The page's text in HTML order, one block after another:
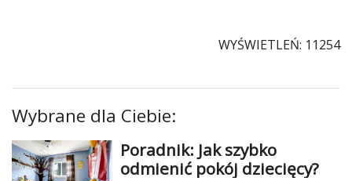
WYŚWIETLEŃ: 11254
Wybrane dla Ciebie:
Poradnik: Jak szybko
odmienić pokój dziecięcy?